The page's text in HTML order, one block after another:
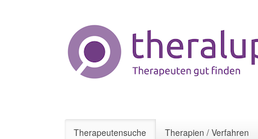
Therapeutensuche Therapien / Verfahren